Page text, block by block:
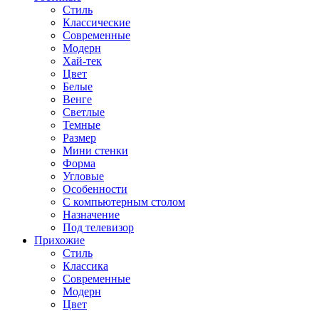
Стиль
Классические
Современные
Модерн
Хай-тек
Цвет
Белые
Венге
Светлые
Темные
Размер
Мини стенки
Форма
Угловые
Особенности
С компьютерным столом
Назначение
Под телевизор
Прихожие
Стиль
Классика
Современные
Модерн
Цвет